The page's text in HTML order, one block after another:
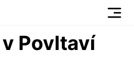
Povltaví